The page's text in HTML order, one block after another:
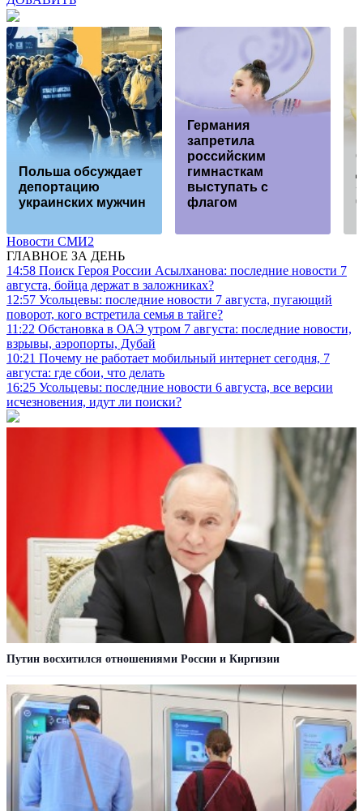
Польша обсуждает
депортацию
украинских мужчин
Германия
запретила
российским
гимнасткам
выступать с
флагом
Новости СМИ2
ГЛАВНОЕ ЗА ДЕНЬ
14:58 Поиск Героя России Асылханова: последние новости 7
августа, бойца держат в заложниках?
12:57 Усольцевы: последние новости 7 августа, пугающий
поворот, кого встретила семья в тайге?
11:22 Обстановка в ОАЭ утром 7 августа: последние новости,
взрывы, аэропорты, Дубай
10:21 Почему не работает мобильный интернет сегодня, 7
августа: где сбои, что делать
16:25 Усольцевы: последние новости 6 августа, все версии
исчезновения, идут ли поиски?
Путин восхитился отношениями России и Киргизии